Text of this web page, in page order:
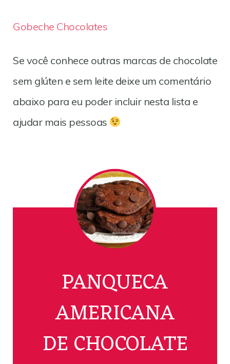
Gobeche Chocolates
Se você conhece outras marcas de chocolate
sem glúten e sem leite deixe um comentário
abaixo para eu poder incluir nesta lista e
ajudar mais pessoas
PANQUECA
AMERICANA
DE CHOCOLATE